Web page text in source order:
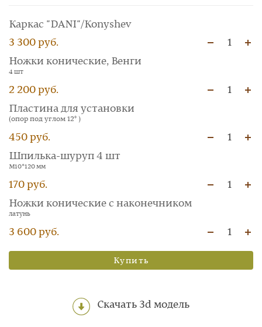
Каркас "DANI"/Konyshev
3 300 руб.
1
Ножки конические, Венги
4 шт
2 200 руб.
1
Пластина для установки
(опор под углом 12° )
450 руб.
1
Шпилька-шуруп 4 шт
М10*120 мм
170 руб.
1
Ножки конические с наконечником
латунь
3 600 руб. 1
Купить
Скачать 3d модель